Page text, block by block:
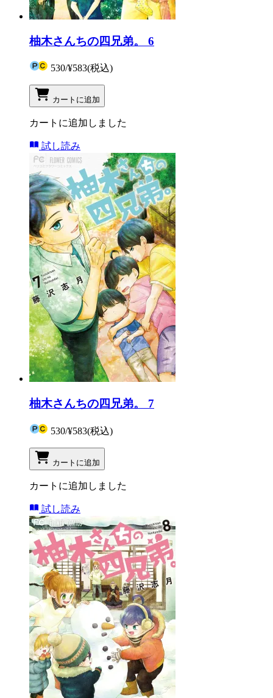
柚木さんちの四兄弟。 6
530/¥583(税込)
カートに追加
カートに追加しました
試し読み
柚木さんちの四兄弟。 7
530/¥583(税込)
カートに追加
カートに追加しました
試し読み